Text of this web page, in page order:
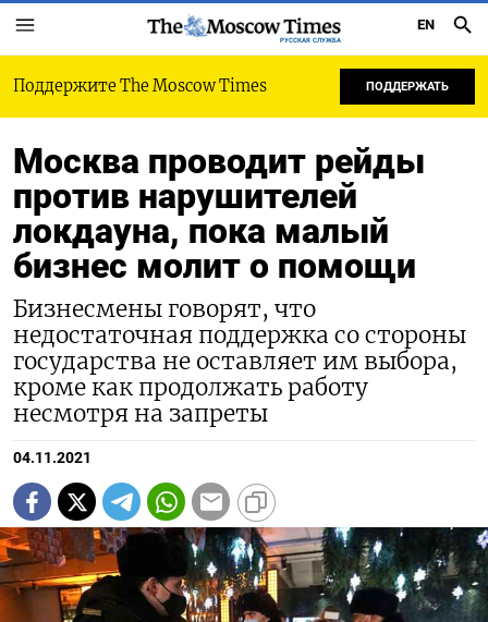
РУССКАЯ СЛУЖБА
EN
Поддержите The Moscow Times ПОДДЕРЖАТЬ
Москва проводит рейды
против нарушителей
локдауна, пока малый
бизнес молит о помощи
Бизнесмены говорят, что
недостаточная поддержка со стороны
государства не оставляет им выбора,
кроме как продолжать работу
несмотря на запреты
04.11.2021